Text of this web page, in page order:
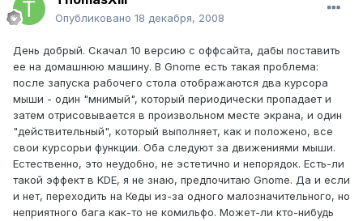
Опубликовано 18 декабря, 2008
День добрый. Скачал 10 версию с оффсайта, дабы поставить
ее на домашнюю машину. В Gnome есть такая проблема:
после запуска рабочего стола отображаются два курсора
мыши - один "мнимый", который периодически пропадает и
затем отрисовывается в произвольном месте экрана, и один
"действительный", который выполняет, как и положено, все
свои курсорьи функции. Оба следуют за движениями мыши.
Естественно, это неудобно, не эстетично и непорядок. Есть-ли
такой эффект в KDE, я не знаю, предпочитаю Gnome. Да и если
и нет, переходить на Кеды из-за одного малозначительного, но
неприятного бага как-то не комильфо. Может-ли кто-нибудь